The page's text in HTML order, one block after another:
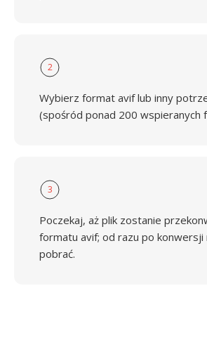
2
Wybierz format avif lub inny
(spośród ponad 200 wspieranych
3
Poczekaj, aż plik zostanie
formatu avif; od razu po konwersji
pobrać.